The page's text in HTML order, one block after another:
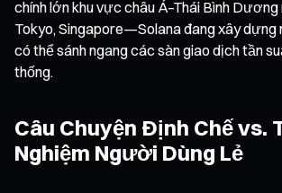
chính lớn khu vực châu Á–Thái Bình Dương
Tokyo, Singapore—Solana đang xây dựng
có thể sánh ngang các sàn giao dịch tần
thống.
Câu Chuyện Định Chế vs.
Nghiệm Người Dùng Lẻ